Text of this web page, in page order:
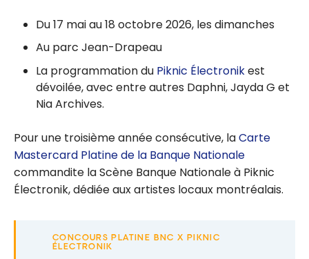
Du 17 mai au 18 octobre 2026, les dimanches
Au parc Jean-Drapeau
La programmation du Piknic Électronikest
dévoilée, avec entre autres Daphni, Jayda G et
Nia Archives.
Pour une troisième année consécutive, laCarte
Mastercard Platine de la Banque Nationale
commandite la Scène Banque Nationale à Piknic
Électronik, dédiée aux artistes locaux montréalais.
CONCOURS PLATINE BNC X PIKNIC
ÉLECTRONIK